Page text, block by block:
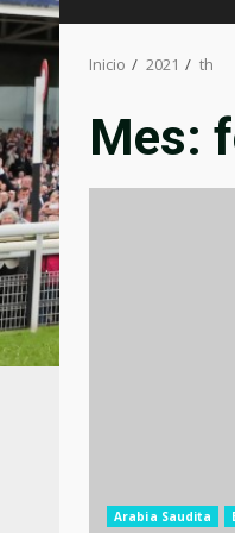
Inicio 2021 th
Mes:
Arabia Saudita